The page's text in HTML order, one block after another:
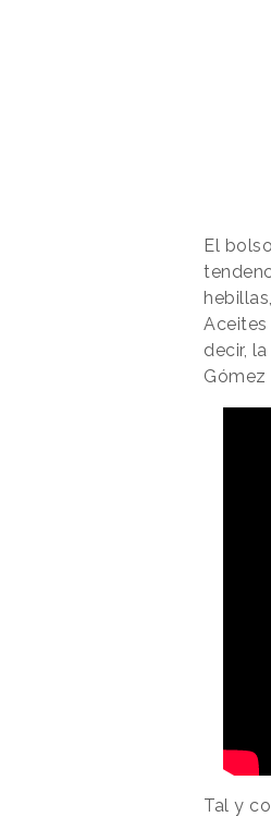
El
Aceites
decir,
Gómez
Tal y